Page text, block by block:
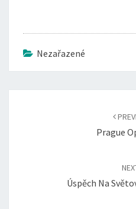
Nezařazené
Prague
Úspěch Na